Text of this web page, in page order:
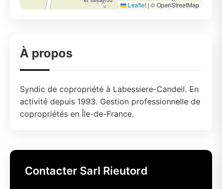
Leaflet | © OpenStreetMap
À propos
Syndic de copropriété à Labessiere-Candeil. En
activité depuis 1993. Gestion professionnelle de
copropriétés en Île-de-France.
Contacter Sarl Rieutord